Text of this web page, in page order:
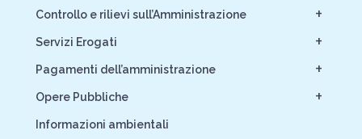
+
Controllo e rilievi sull’Amministrazione
+
Servizi Erogati
+
Pagamenti dell’amministrazione
+
Opere Pubbliche
Informazioni ambientali